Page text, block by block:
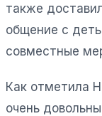
также
общение с
совместные
Как отметила
очень